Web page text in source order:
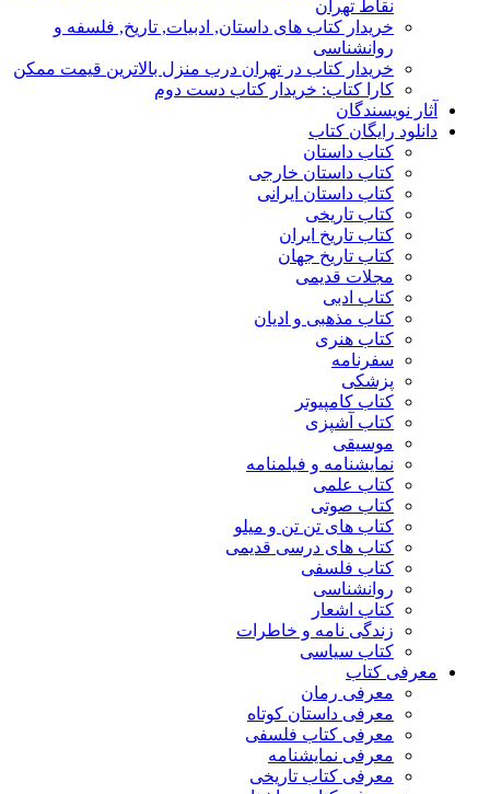
نقاط تهران
خریدار کتاب های داستان, ادبیات, تاریخ, فلسفه و
روانشناسی
خریدار کتاب در تهران درب منزل بالاترین قیمت ممکن
کارا کتاب: خریدار کتاب دست دوم
آثار نویسندگان
دانلود رایگان کتاب
کتاب داستان
کتاب داستان خارجی
کتاب داستان ایرانی
کتاب تاریخی
کتاب تاریخ ایران
کتاب تاریخ جهان
مجلات قدیمی
کتاب ادبی
کتاب مذهبی و ادیان
کتاب هنری
سفرنامه
پزشکی
کتاب کامپیوتر
کتاب آشپزی
موسیقی
نمایشنامه و فیلمنامه
کتاب علمی
کتاب صوتی
کتاب های تن تن و میلو
کتاب های درسی قدیمی
کتاب فلسفی
روانشناسی
کتاب اشعار
زندگی نامه و خاطرات
کتاب سیاسی
معرفی کتاب
معرفی رمان
معرفی داستان کوتاه
معرفی کتاب فلسفی
معرفی نمایشنامه
معرفی کتاب تاریخی